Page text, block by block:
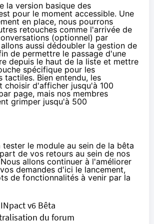
la version basique des
pour le moment accessible. Une
en place, nous pourrons
retouches comme l'arrivée de
(optionnel) par
aussi dédoubler la gestion de
de permettre le passage d'une
depuis le haut de la liste et mettre
spécifique pour les
tactiles. Bien entendu, les
choisir d'afficher jusqu'à 100
page, mais nos membres
grimper jusqu'à 500
tester le module au sein de la bêta
de vos retours au sein de nos
allons continuer à l'améliorer
demandes d'ici le lancement,
de fonctionnalités à venir par la
v6 Bêta
du forum